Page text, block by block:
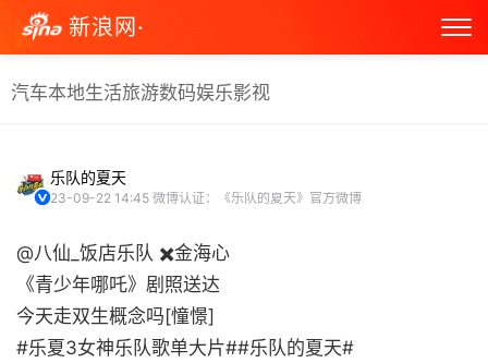
新浪网·
汽车本地生活旅游数码娱乐影视
乐队的夏天
23-09-22 14:45 微博认证：《乐队的夏天》官方微博
@八仙_饭店乐队 ✖️金海心
《青少年哪吒》剧照送达
今天走双生概念吗[憧憬]
#乐夏3女神乐队歌单大片##乐队的夏天# ​